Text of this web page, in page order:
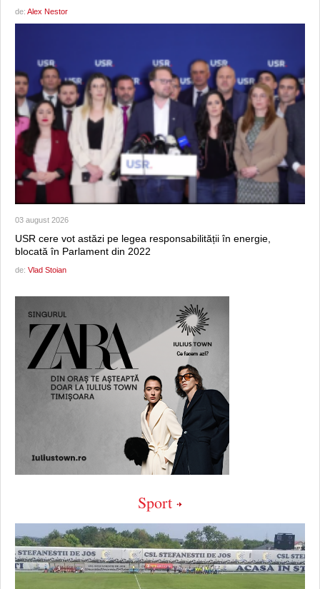
de: Alex Nestor
03 august 2026
USR cere vot astăzi pe legea responsabilității în energie,
blocată în Parlament din 2022
de: Vlad Stoian
Sport